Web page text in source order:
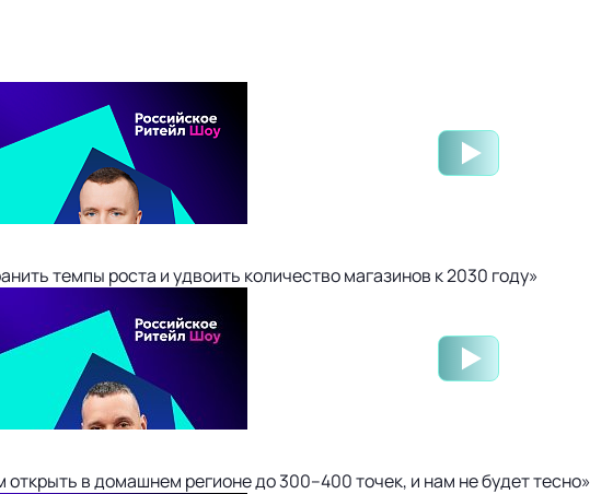
темпы роста и удвоить количество магазинов к 2030 году»
в домашнем регионе до 300–400 точек, и нам не будет тесно»